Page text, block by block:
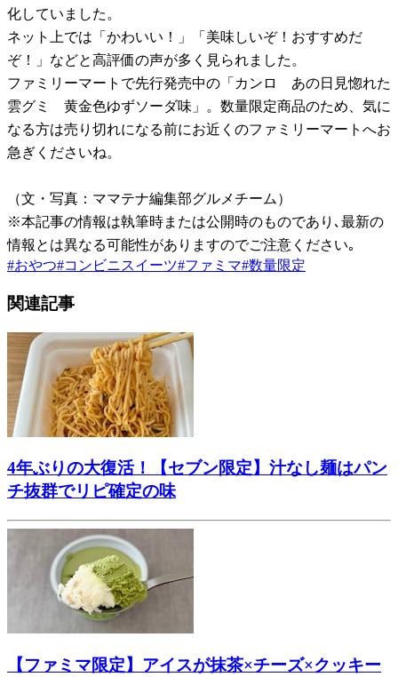
化していました。
ネット上では「かわいい！」「美味しいぞ！おすすめだ
ぞ！」などと高評価の声が多く見られました。
ファミリーマートで先行発売中の「カンロ あの日見惚れた
雲グミ 黄金色ゆずソーダ味」。数量限定商品のため、気に
なる方は売り切れになる前にお近くのファミリーマートへお
急ぎくださいね。
（文・写真：ママテナ編集部グルメチーム）
※本記事の情報は執筆時または公開時のものであり､最新の
情報とは異なる可能性がありますのでご注意ください｡
#おやつ#コンビニスイーツ#ファミマ#数量限定
関連記事
4年ぶりの大復活！【セブン限定】汁なし麺はパン
チ抜群でリピ確定の味
【ファミマ限定】アイスが抹茶×チーズ×クッキー